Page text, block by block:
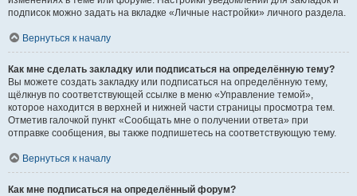
подписок можно задать на вкладке «Личные настройки» личного раздела.
Вернуться к началу
Как мне сделать закладку или подписаться на определённую тему?
Вы можете создать закладку или подписаться на определённую тему,
щёлкнув по соответствующей ссылке в меню «Управление темой»,
которое находится в верхней и нижней части страницы просмотра тем.
Отметив галочкой пункт «Сообщать мне о получении ответа» при
отправке сообщения, вы также подпишетесь на соответствующую тему.
Вернуться к началу
Как мне подписаться на определённый форум?